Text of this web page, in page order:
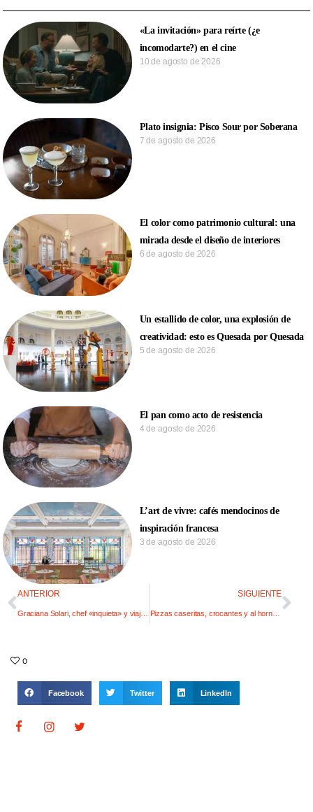
«La invitación» para reírte (¿e
incomodarte?) en el cine
10 de agosto de 2026
Plato insignia: Pisco Sour por Soberana
7 de agosto de 2026
El color como patrimonio cultural: una
mirada desde el diseño de interiores
6 de agosto de 2026
Un estallido de color, una explosión de
creatividad: esto es Quesada por Quesada
5 de agosto de 2026
El pan como acto de resistencia
4 de agosto de 2026
L’art de vivre: cafés mendocinos de
inspiración francesa
3 de agosto de 2026
ANTERIOR SIGUIENTE
Pizzas caseritas, crocantes y al horno de barro
0
Facebook Twitter LinkedIn